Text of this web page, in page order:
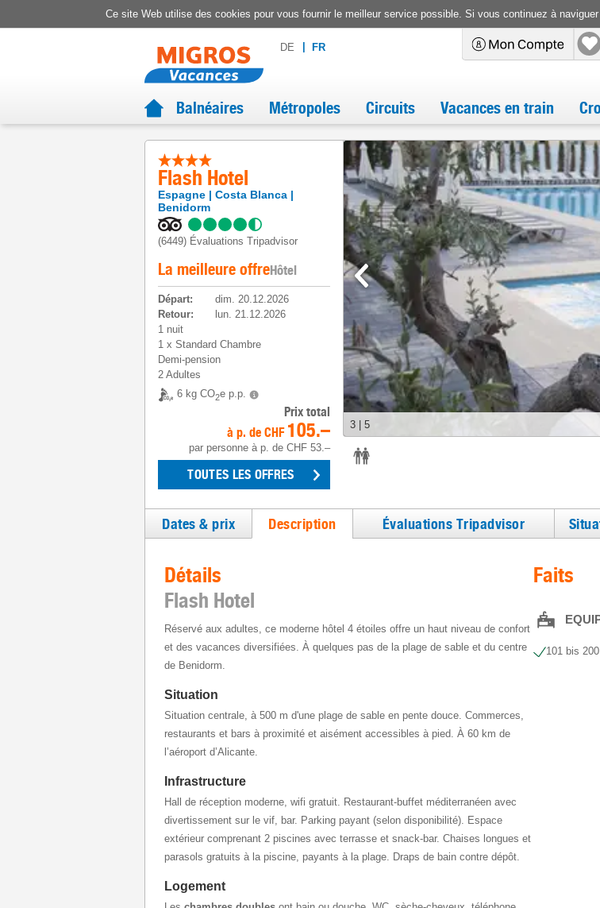
Ce site Web utilise des cookies pour vous fournir le meilleur service possible. Si vous continuez à
DE FR
Balnéaires Métropoles Circuits Vacances en train
Flash Hotel
Espagne
Costa Blanca
Benidorm
(6449) Évaluations Tripadvisor
La meilleure offreHôtel
Départ:
dim. 20.12.2026
Retour:
lun. 21.12.2026
1 nuit
1 x Standard Chambre
Demi-pension
2 Adultes
6 kg CO2e p.p.
Prix total
à p. de CHF 105.–
par personne à p. de CHF 53.–
TOUTES LES OFFRES
3 5
Dates & prix Description Évaluations Tripadvisor
Détails
Flash Hotel
Réservé aux adultes, ce moderne hôtel 4 étoiles offre un haut niveau de confort
et des vacances diversifiées. À quelques pas de la plage de sable et du centre
de Benidorm.
Situation
Situation centrale, à 500 m d'une plage de sable en pente douce. Commerces,
restaurants et bars à proximité et aisément accessibles à pied. À 60 km de
l’aéroport d’Alicante.
Infrastructure
Hall de réception moderne, wifi gratuit. Restaurant-buffet méditerranéen avec
divertissement sur le vif, bar. Parking payant (selon disponibilité). Espace
extérieur comprenant 2 piscines avec terrasse et snack-bar. Chaises longues et
parasols gratuits à la piscine, payants à la plage. Draps de bain contre dépôt.
Logement
Faits
101 bis